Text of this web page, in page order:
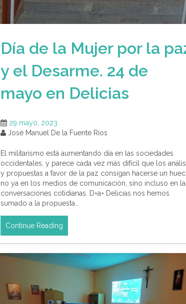
Día de la Mujer por la
y el Desarme. 24 de
mayo en Delicias
29 mayo, 2023
José Manuel De la Fuente Ríos
El militarismo está aumentando día en las sociedades
occidentales, y parece cada vez más difícil que los
y propuestas a favor de la paz consigan hacerse un
no ya en los medios de comunicación, sino incluso en
conversaciones cotidianas. D=a= Delicias nos hemos
sumado a la propuesta…
Continue Reading